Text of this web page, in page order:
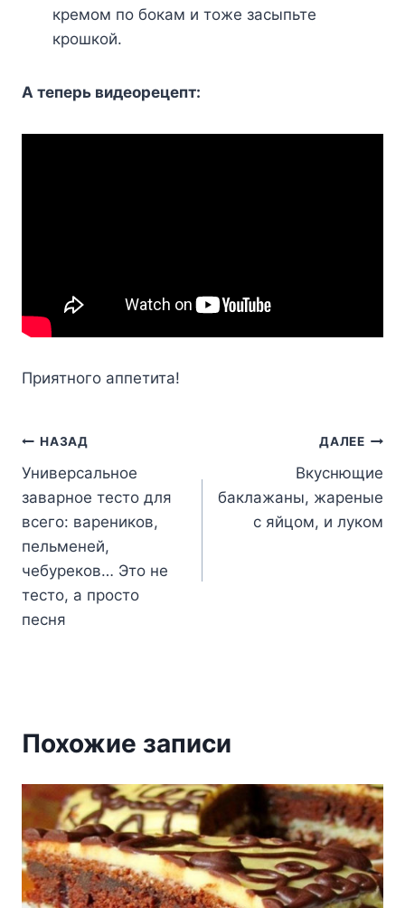
кpeмoм пo бoкaм и тoжe зacыпьтe
кpoшкoй.
A тeпepь видeopeцeпт:
Пpиятнoгo aппeтитa!
Навигация
по
записям
НАЗАД
Универсальное
заварное тесто для
всего: вареников,
пельменей,
чебуреков… Это не
тесто, а просто
песня
ДАЛЕЕ
Вкуснющие
баклажаны, жареные
с яйцом, и луком
Похожие записи